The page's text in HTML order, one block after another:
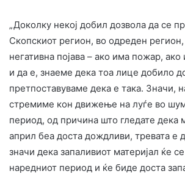
„Доколку некој добил дозвола да се
Скопскиот регион, во одреден
негативна појава – ако има пожар,
и да е, знаеме дека тоа лице добило
претпоставуваме дека е така. Значи,
стремиме кон движење на луѓе во
период, од причина што гледате дека
април беа доста дождливи, тревата е
значи дека запаливиот материјал ќе
наредниот период и ќе биде доста